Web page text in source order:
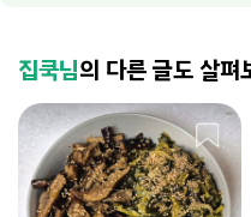
집쿡님의 다른 글도 살펴